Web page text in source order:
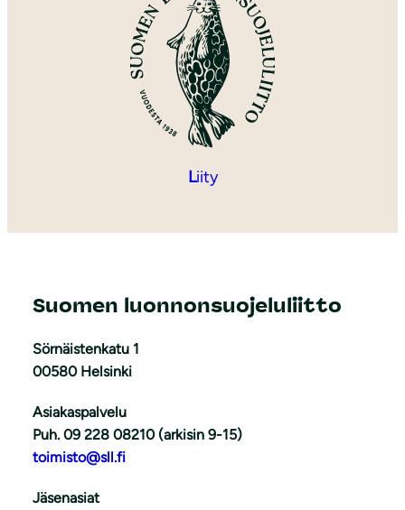
Liity
Suomen luonnonsuojeluliitto
Sörnäistenkatu 1
00580 Helsinki
Asiakaspalvelu
Puh. 09 228 08210 (arkisin 9-15)
toimisto@sll.fi
Jäsenasiat